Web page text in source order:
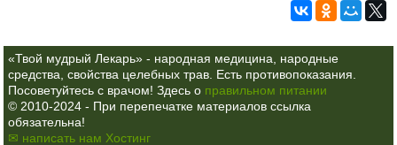
«Твой мудрый Лекарь» - народная медицина, народные
средства, свойства целебных трав. Есть противопоказания.
Посоветуйтесь с врачом! Здесь о правильном питании
© 2010-2024 - При перепечатке материалов ссылка
обязательна!
✉ написать нам Хостинг